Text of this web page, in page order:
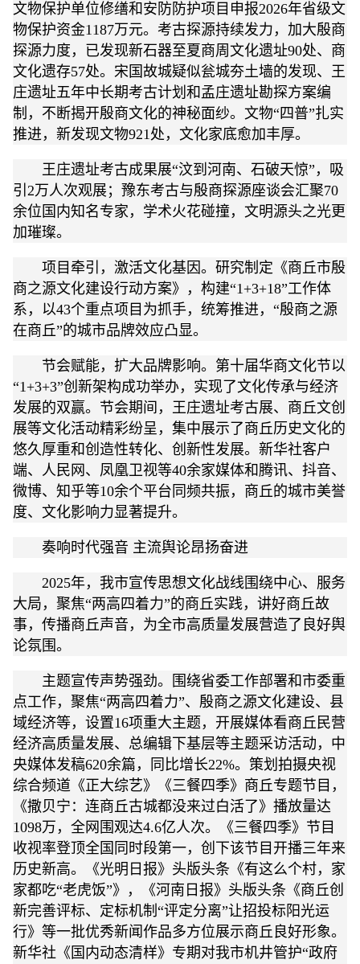
文物保护单位修缮和安防防护项目申报2026年省级文
物保护资金1187万元。考古探源持续发力，加大殷商
探源力度，已发现新石器至夏商周文化遗址90处、商
文化遗存57处。宋国故城疑似瓮城夯土墙的发现、王
庄遗址五年中长期考古计划和孟庄遗址勘探方案编
制，不断揭开殷商文化的神秘面纱。文物“四普”扎实
推进，新发现文物921处，文化家底愈加丰厚。
王庄遗址考古成果展“汶到河南、石破天惊”，吸
引2万人次观展；豫东考古与殷商探源座谈会汇聚70
余位国内知名专家，学术火花碰撞，文明源头之光更
加璀璨。
项目牵引，激活文化基因。研究制定《商丘市殷
商之源文化建设行动方案》，构建“1+3+18”工作体
系，以43个重点项目为抓手，统筹推进，“殷商之源
在商丘”的城市品牌效应凸显。
节会赋能，扩大品牌影响。第十届华商文化节以
“1+3+3”创新架构成功举办，实现了文化传承与经济
发展的双赢。节会期间，王庄遗址考古展、商丘文创
展等文化活动精彩纷呈，集中展示了商丘历史文化的
悠久厚重和创造性转化、创新性发展。新华社客户
端、人民网、凤凰卫视等40余家媒体和腾讯、抖音、
微博、知乎等10余个平台同频共振，商丘的城市美誉
度、文化影响力显著提升。
奏响时代强音 主流舆论昂扬奋进
2025年，我市宣传思想文化战线围绕中心、服务
大局，聚焦“两高四着力”的商丘实践，讲好商丘故
事，传播商丘声音，为全市高质量发展营造了良好舆
论氛围。
主题宣传声势强劲。围绕省委工作部署和市委重
点工作，聚焦“两高四着力”、殷商之源文化建设、县
域经济等，设置16项重大主题，开展媒体看商丘民营
经济高质量发展、总编辑下基层等主题采访活动，中
央媒体发稿620余篇，同比增长22%。策划拍摄央视
综合频道《正大综艺》《三餐四季》商丘专题节目，
《撒贝宁：连商丘古城都没来过白活了》播放量达
1098万，全网围观达4.6亿人次。《三餐四季》节目
收视率登顶全国同时段第一，创下该节目开播三年来
历史新高。《光明日报》头版头条《有这么个村，家
家都吃“老虎饭”》，《河南日报》头版头条《商丘创
新完善评标、定标机制“评定分离”让招投标阳光运
行》等一批优秀新闻作品多方位展示商丘良好形象。
新华社《国内动态清样》专期对我市机井管护“政府